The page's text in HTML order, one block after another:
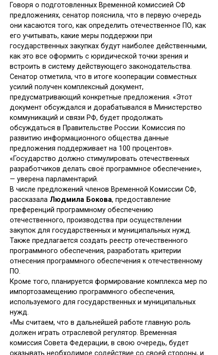
Говоря о подготовленных Временной комиссией СФ
предложениях, сенатор пояснила, что в первую очередь
они касаются того, как определить отечественное ПО, как
его учитывать, какие меры поддержки при
государственных закупках будут наиболее действенными,
как это все оформить с юридической точки зрения и
встроить в систему действующего законодательства.
Сенатор отметила, что в итоге кооперации совместных
усилий получен комплексный документ,
предусматривающий конкретные предложения. «Этот
документ обсуждался и дорабатывался в Министерство
коммуникаций и связи РФ, будет продолжать
обсуждаться в Правительстве России. Комиссия по
развитию информационного общества данные
предложения поддерживает на 100 процентов».
«Государство должно стимулировать отечественных
разработчиков делать своё программное обеспечение»,
— уверена парламентарий.
В числе предложений членов Временной Комиссии СФ,
рассказала Людмила Бокова, предоставление
преференций программному обеспечению
отечественного, производства при осуществлении
закупок для государственных и муниципальных нужд.
Также предлагается создать реестр отечественного
программного обеспечения, разработать критерии
отнесения программного обеспечения к отечественному
ПО.
Кроме того, планируется формирование комплекса мер по
импортозамещению программного обеспечения,
используемого для государственных и муниципальных
нужд.
«Мы считаем, что в дальнейшей работе главную роль
должен играть отраслевой регулятор. Временная
комиссия Совета Федерации, в свою очередь, будет